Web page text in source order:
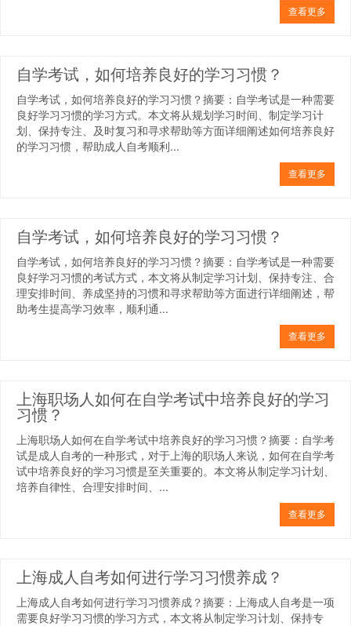
查看更多
自学考试，如何培养良好的学习习惯？
自学考试，如何培养良好的学习习惯？摘要：自学考试是一种需要
良好学习习惯的学习方式。本文将从规划学习时间、制定学习计
划、保持专注、及时复习和寻求帮助等方面详细阐述如何培养良好
的学习习惯，帮助成人自考顺利...
查看更多
自学考试，如何培养良好的学习习惯？
自学考试，如何培养良好的学习习惯？摘要：自学考试是一种需要
良好学习习惯的考试方式，本文将从制定学习计划、保持专注、合
理安排时间、养成坚持的习惯和寻求帮助等方面进行详细阐述，帮
助考生提高学习效率，顺利通...
查看更多
上海职场人如何在自学考试中培养良好的学习
习惯？
上海职场人如何在自学考试中培养良好的学习习惯？摘要：自学考
试是成人自考的一种形式，对于上海的职场人来说，如何在自学考
试中培养良好的学习习惯是至关重要的。本文将从制定学习计划、
培养自律性、合理安排时间、...
查看更多
上海成人自考如何进行学习习惯养成？
上海成人自考如何进行学习习惯养成？摘要：上海成人自考是一项
需要良好学习习惯的学习方式，本文将从制定学习计划、保持专